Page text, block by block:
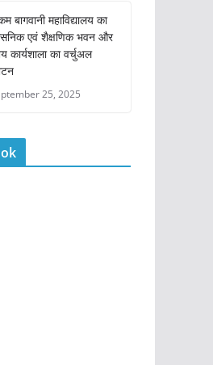
बागवानी महाविद्यालय का
एवं शैक्षणिक भवन और
कार्यशाला का वर्चुअल
25, 2025